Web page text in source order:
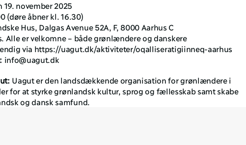
19. november 2025
(døre åbner kl. 16.30)
Hus, Dalgas Avenue 52A, F, 8000 Aarhus C
Alle er velkomne – både grønlændere og danskere
via https://uagut.dk/aktiviteter/oqalliseratigiinneq-aarhus
info@uagut.dk
Uagut er den landsdækkende organisation for grønlændere i
for at styrke grønlandsk kultur, sprog og fællesskab samt skabe
og dansk samfund.